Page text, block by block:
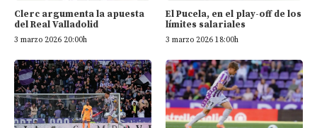
Clerc argumenta la apuesta
del Real Valladolid
3 marzo 2026 20:00h
El Pucela, en el play-off de los
límites salariales
3 marzo 2026 18:00h